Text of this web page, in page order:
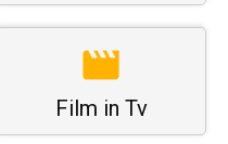
Film in Tv